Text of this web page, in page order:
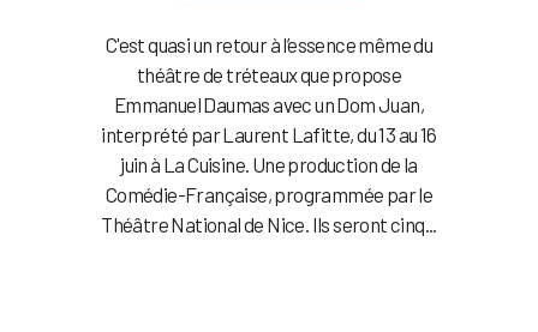
C'est quasi un retour à l’essence même du
théâtre de tréteaux que propose
Emmanuel Daumas avec un Dom Juan,
interprété par Laurent Lafitte, du 13 au 16
juin à La Cuisine. Une production de la
Comédie-Française, programmée par le
Théâtre National de Nice. Ils seront cinq...